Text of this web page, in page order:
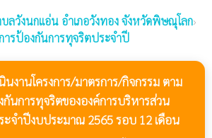
ลวังนกแอ่น อำเภอวังทอง จังหวัดพิษณุโลก›
ารป้องกันการทุจริตประจำปี
นงานโครงการ/มาตรการ/กิจกรรม ตาม
นการทุจริตขององค์การบริหารส่วน
จำปีงบประมาณ 2565 รอบ 12 เดือน